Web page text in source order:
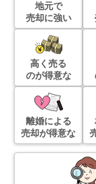
地元で
売却に強い
高く売る
のが得意な
離婚による
売却が得意な